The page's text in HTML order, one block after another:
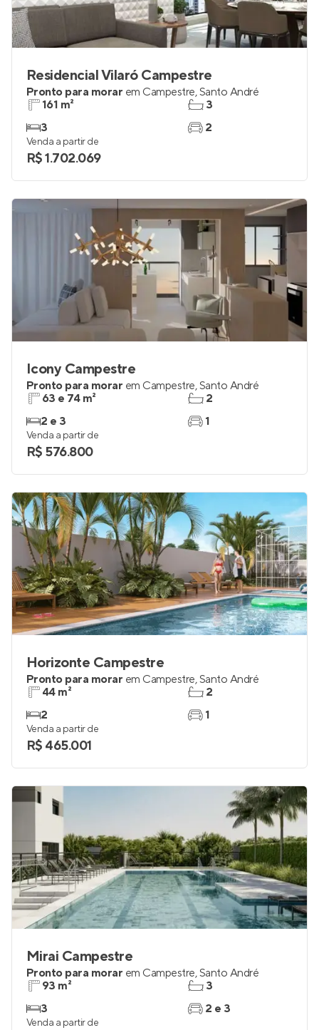
Residencial Vilaró Campestre
Pronto para morar em Campestre,Santo André
161 m²
3
3
2
Venda a partir de
R$ 1.702.069
Icony Campestre
Pronto para morar em Campestre,Santo André
63 e 74 m²
2 e 3
2
1
Venda a partir de
R$ 576.800
Horizonte Campestre
Pronto para morar em Campestre,Santo André
44 m²
2
2
1
Venda a partir de
R$ 465.001
Mirai Campestre
Pronto para morar em Campestre,Santo André
93 m²
3
3
2 e 3
Venda a partir de